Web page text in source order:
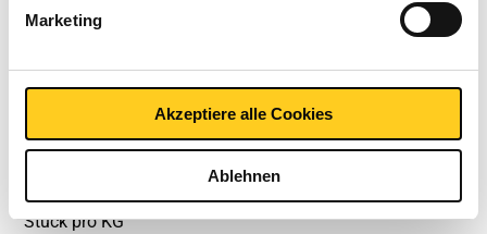
Marketing
Akzeptiere alle Cookies
Ablehnen
Bruttopreis
Artikelnummer
2430-0130-1047612
Beschreibung
Konzentrisches Reduzier geschweißt 1.4307 L=3(D-d)con
104x76,1 x2
Stück pro KG